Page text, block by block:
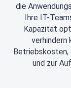
die
Ihre IT-
Kapazität
verhindern
Betriebskosten,
und zur